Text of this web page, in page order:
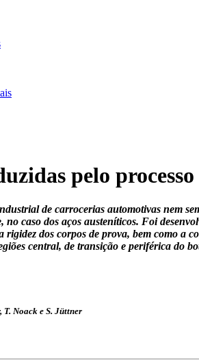
pelo
de carrocerias automotivas nem
caso dos aços austeníticos. Foi
rigidez dos corpos de prova, bem como a
central, de transição e periférica do
T. Noack e S. Jüttner